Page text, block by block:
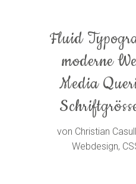
Fluid
moderne
Media
von Christian
Webdesign,